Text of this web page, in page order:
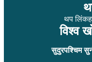
थप
विश्व
सुदुरपश्चिम